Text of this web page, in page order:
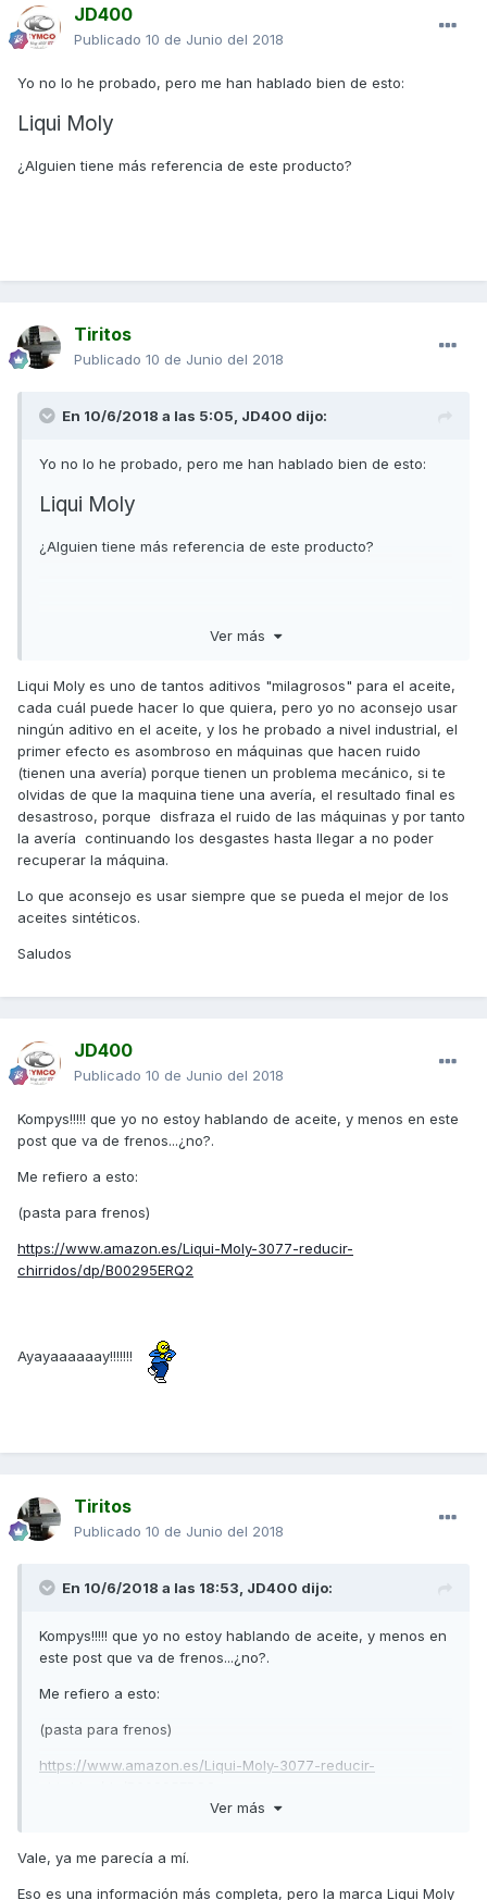
JD400
Publicado 10 de Junio del 2018
Yo no lo he probado, pero me han hablado bien de esto:
Liqui Moly
¿Alguien tiene más referencia de este producto?
Tiritos
Publicado 10 de Junio del 2018
En 10/6/2018 a las 5:05, JD400 dijo:
Yo no lo he probado, pero me han hablado bien de esto:
Liqui Moly
¿Alguien tiene más referencia de este producto?
Ver más
Liqui Moly es uno de tantos aditivos "milagrosos" para el aceite,
cada cuál puede hacer lo que quiera, pero yo no aconsejo usar
ningún aditivo en el aceite, y los he probado a nivel industrial, el
primer efecto es asombroso en máquinas que hacen ruido
(tienen una avería) porque tienen un problema mecánico, si te
olvidas de que la maquina tiene una avería, el resultado final es
desastroso, porque disfraza el ruido de las máquinas y por tanto
la avería continuando los desgastes hasta llegar a no poder
recuperar la máquina.
Lo que aconsejo es usar siempre que se pueda el mejor de los
aceites sintéticos.
Saludos
JD400
Publicado 10 de Junio del 2018
Kompys!!!!! que yo no estoy hablando de aceite, y menos en este
post que va de frenos...¿no?.
Me refiero a esto:
(pasta para frenos)
https://www.amazon.es/Liqui-Moly-3077-reducir-
chirridos/dp/B00295ERQ2
Ayayaaaaaay!!!!!!!
Tiritos
Publicado 10 de Junio del 2018
En 10/6/2018 a las 18:53, JD400 dijo:
Kompys!!!!! que yo no estoy hablando de aceite, y menos en
este post que va de frenos...¿no?.
Me refiero a esto:
(pasta para frenos)
https://www.amazon.es/Liqui-Moly-3077-reducir-
Ayayaaaaaay!!!!!!!
Ver más
Vale, ya me parecía a mí.
Eso es una información más completa, pero la marca Liqui Moly